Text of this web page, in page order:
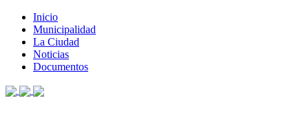
Inicio
Municipalidad
La Ciudad
Noticias
Documentos